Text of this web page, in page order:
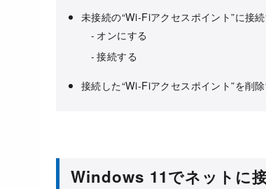
未接続の“Wi-Fiアクセスポイント”に接
オンにする
接続する
接続した“Wi-Fiアクセスポイント”を削
Windows 11でネットに